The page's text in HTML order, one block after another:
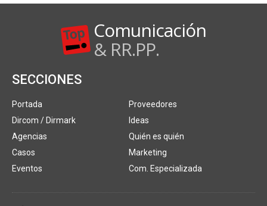
Comunicación
& RR.PP.
SECCIONES
Portada
Dircom / Dirmark
Agencias
Casos
Eventos
Proveedores
Ideas
Quién es quién
Marketing
Com. Especializada